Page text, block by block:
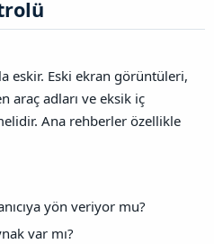
eskir. Eski ekran görüntüleri,
araç adları ve eksik iç
Ana rehberler özellikle
yön veriyor mu?
var mı?